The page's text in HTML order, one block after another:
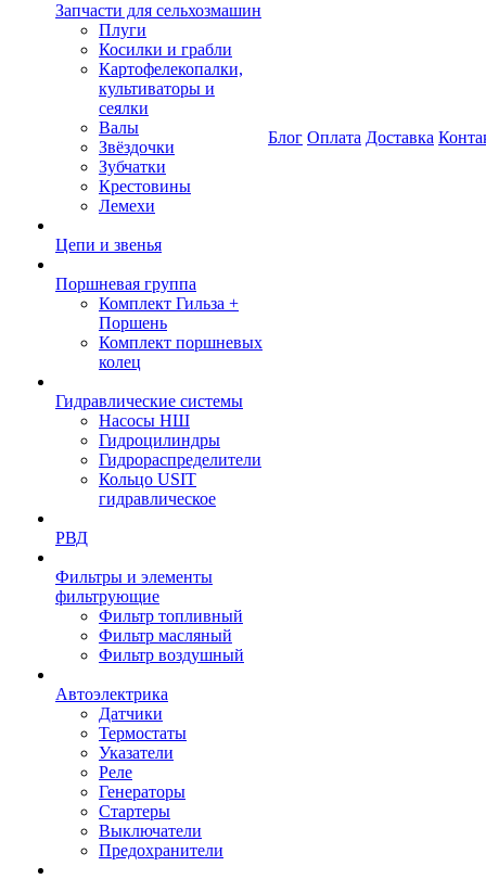
Запчасти для сельхозмашин
Плуги
Косилки и грабли
Картофелекопалки,
культиваторы и
сеялки
Валы
Звёздочки
Зубчатки
Крестовины
Лемехи
Цепи и звенья
Поршневая группа
Комплект Гильза +
Поршень
Комплект поршневых
колец
Гидравлические системы
Насосы НШ
Гидроцилиндры
Гидрораспределители
Кольцо USIT
гидравлическое
РВД
Фильтры и элементы
фильтрующие
Фильтр топливный
Фильтр масляный
Фильтр воздушный
Автоэлектрика
Датчики
Термостаты
Указатели
Реле
Генераторы
Стартеры
Выключатели
Предохранители
Блог Оплата Доставка